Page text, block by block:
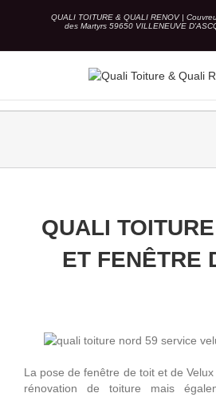
QUALI TOITURE & QUALI RENOV |
des Martyrs 59650 VILLENEUVE
QUALI
ET FENÊTRE
La pose de fenêtre de toit et de
rénovation de toiture mais